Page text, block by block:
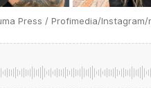
Press / Profimedia/